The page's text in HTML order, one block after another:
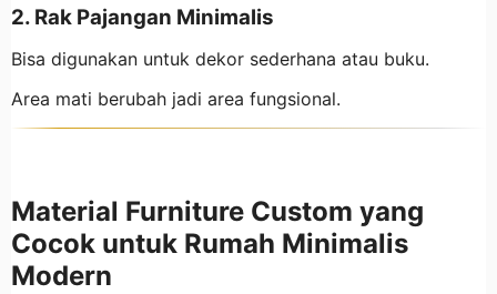
2. Rak Pajangan Minimalis
Bisa digunakan untuk dekor sederhana atau buku.
Area mati berubah jadi area fungsional.
Material Furniture Custom yang
Cocok untuk Rumah Minimalis
Modern